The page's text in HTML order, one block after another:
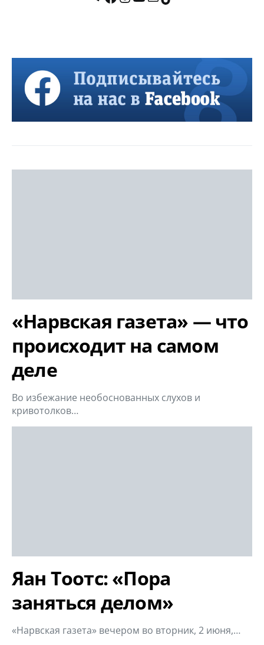
«Нарвская газета» — что
происходит на самом
деле
Во избежание необоснованных слухов и
кривотолков…
Яан Тоотс: «Пора
заняться делом»
«Нарвская газета» вечером во вторник, 2 июня,…